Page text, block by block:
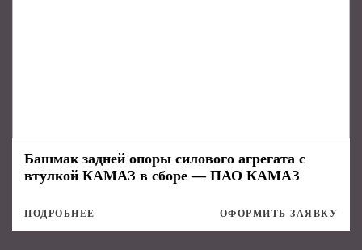
Башмак задней опоры силового агрегата с
втулкой КАМАЗ в сборе — ПАО КАМАЗ
ПОДРОБНЕЕ ОФОРМИТЬ ЗАЯВКУ